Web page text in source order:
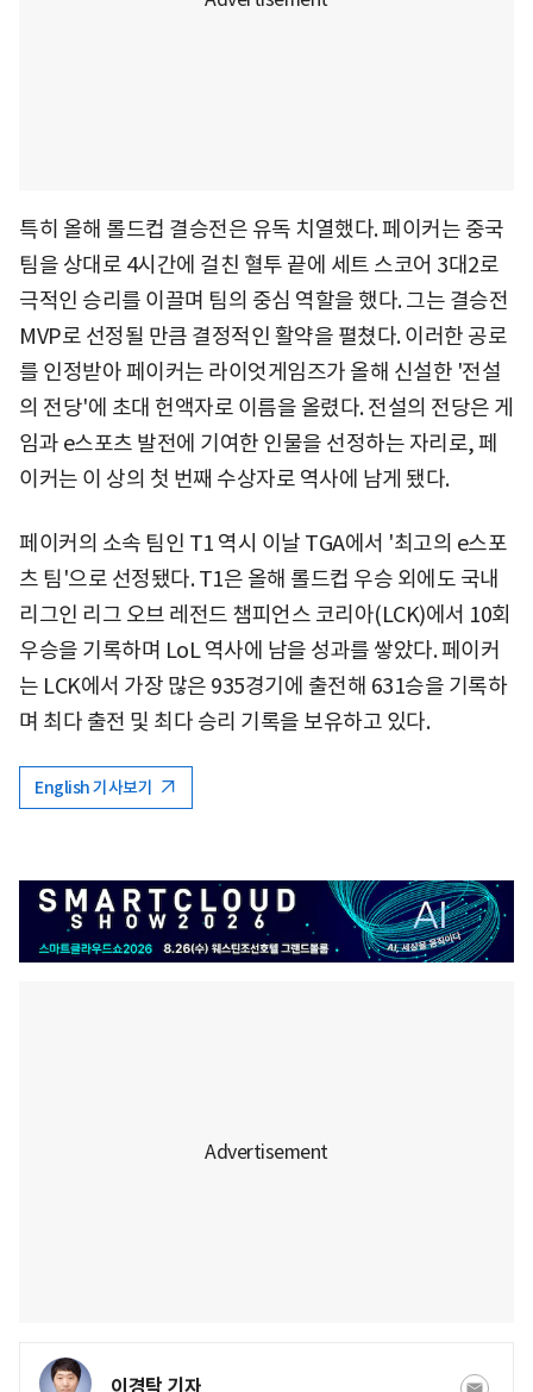
특히 올해 롤드컵 결승전은 유독 치열했다. 페이커는 중국
팀을 상대로 4시간에 걸친 혈투 끝에 세트 스코어 3대2로
극적인 승리를 이끌며 팀의 중심 역할을 했다. 그는 결승전
MVP로 선정될 만큼 결정적인 활약을 펼쳤다. 이러한 공로
를 인정받아 페이커는 라이엇게임즈가 올해 신설한 '전설
의 전당'에 초대 헌액자로 이름을 올렸다. 전설의 전당은 게
임과 e스포츠 발전에 기여한 인물을 선정하는 자리로, 페
이커는 이 상의 첫 번째 수상자로 역사에 남게 됐다.
페이커의 소속 팀인 T1 역시 이날 TGA에서 '최고의 e스포
츠 팀'으로 선정됐다. T1은 올해 롤드컵 우승 외에도 국내
리그인 리그 오브 레전드 챔피언스 코리아(LCK)에서 10회
우승을 기록하며 LoL 역사에 남을 성과를 쌓았다. 페이커
는 LCK에서 가장 많은 935경기에 출전해 631승을 기록하
며 최다 출전 및 최다 승리 기록을 보유하고 있다.
English 기사보기
이경탁 기자